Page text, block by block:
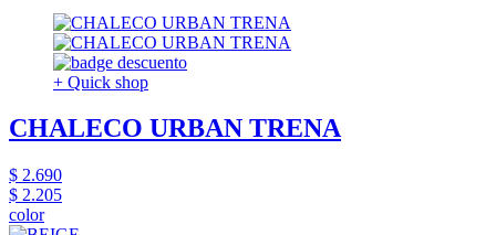
+ Quick shop
CHALECO URBAN TRENA
$ 2.690
$ 2.205
color